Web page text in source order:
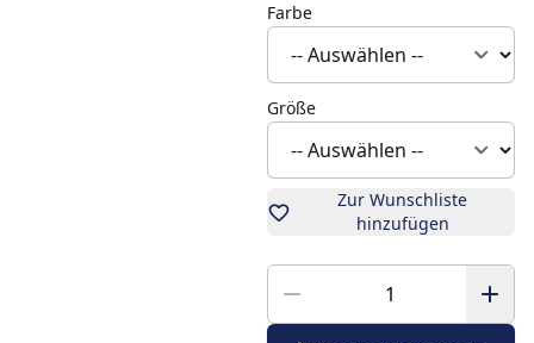
Farbe
Größe
Zur Wunschliste
hinzufügen